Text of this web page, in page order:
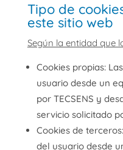
Tipo de
este sitio web
Según la entidad que
Cookies propias:
usuario desde un
por TECSENS y
servicio solicitado
Cookies de
del usuario desde